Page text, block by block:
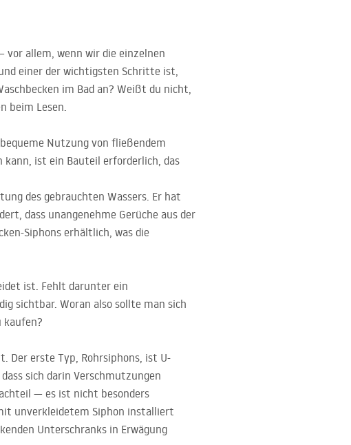
vor allem, wenn wir die einzelnen
einer der wichtigsten Schritte ist,
im Bad an? Weißt du nicht,
beim Lesen.
Nutzung von fließendem
kann, ist ein Bauteil erforderlich, das
des gebrauchten Wassers. Er hat
dass unangenehme Gerüche aus der
Siphons erhältlich, was die
ist. Fehlt darunter ein
sichtbar. Woran also sollte man sich
kaufen?
Der erste Typ, Rohr­siphons, ist U-
sich darin Verschmutzungen
— es ist nicht besonders
unverkleidetem Siphon installiert
Unterschranks in Erwägung